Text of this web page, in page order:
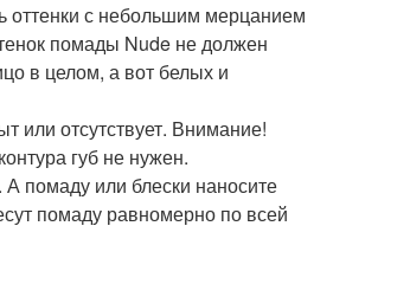
с небольшим мерцанием
помады Nude не должен
в целом, а вот белых и
или отсутствует. Внимание!
губ не нужен.
А помаду или блески наносите
помаду равномерно по всей